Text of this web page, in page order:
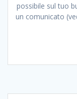
possibile sul tuo
un comunicato